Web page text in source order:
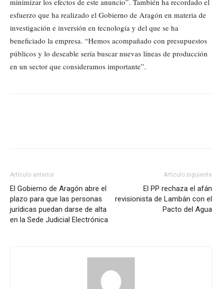
esfuerzo que ha realizado el Gobierno de Aragón en materia de
investigación e inversión en tecnología y del que se ha
beneficiado la empresa. “Hemos acompañado con presupuestos
públicos y lo deseable sería buscar nuevas líneas de producción
en un sector que consideramos importante”.
Artículo anterior
El Gobierno de Aragón abre el
plazo para que las personas
jurídicas puedan darse de alta
en la Sede Judicial Electrónica
Artículo siguiente
El PP rechaza el afán
revisionista de Lambán con el
Pacto del Agua